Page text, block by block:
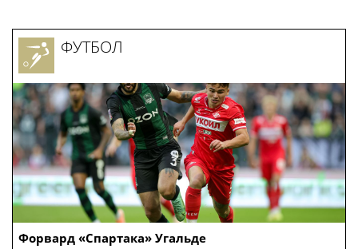
Форвард «Спартака» Угальде
ФУТБОЛ